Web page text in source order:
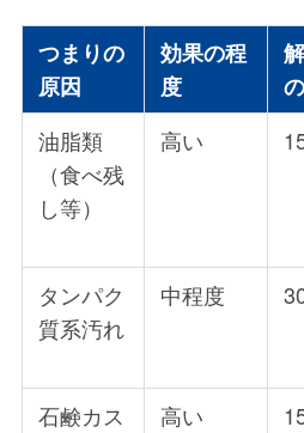
つまりの
原因
効果の程
度
油脂類
（食べ残
し等）
高い
タンパク
質系汚れ
中程度
石鹸カス
高い